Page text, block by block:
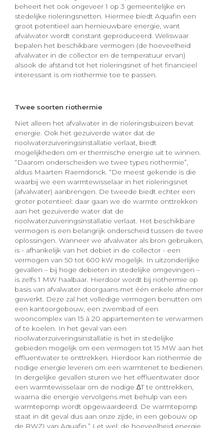
beheert het ook ongeveer 1 op 3 gemeentelijke en
stedelijke rioleringsnetten. Hiermee biedt Aquafin een
groot potentieel aan hernieuwbare energie, want
afvalwater wordt constant geproduceerd. Weliswaar
bepalen het beschikbare vermogen (de hoeveelheid
afvalwater in de collector en de temperatuur ervan)
alsook de afstand tot het rioleringsnet of het financieel
interessant is om riothermie toe te passen.
Twee soorten riothermie
Niet alleen het afvalwater in de rioleringsbuizen bevat
energie. Ook het gezuiverde water dat de
rioolwaterzuiveringsinstallatie verlaat, biedt
mogelijkheden om er thermische energie uit te winnen.
“Daarom onderscheiden we twee types riothermie”,
aldus Maarten Raemdonck. “De meest gekende is die
waarbij we een warmtewisselaar in het rioleringsnet
(afvalwater) aanbrengen. De tweede biedt echter een
groter potentieel: daar gaan we de warmte onttrekken
aan het gezuiverde water dat de
rioolwaterzuiveringsinstallatie verlaat. Het beschikbare
vermogen is een belangrijk onderscheid tussen de twee
oplossingen. Wanneer we afvalwater als bron gebruiken,
is - afhankelijk van het debiet in de collector - een
vermogen van 50 tot 600 kW mogelijk. In uitzonderlijke
gevallen – bij hoge debieten in stedelijke omgevingen –
is zelfs 1 MW haalbaar. Hierdoor wordt bij riothermie op
basis van afvalwater doorgaans met één enkele afnemer
gewerkt. Deze zal het volledige vermogen benutten om
een kantoorgebouw, een zwembad of een
wooncomplex van 15 à 20 appartementen te verwarmen
of te koelen. In het geval van een
rioolwaterzuiveringsinstallatie is het in stedelijke
gebieden mogelijk om een vermogen tot 15 MW aan het
effluentwater te onttrekken. Hierdoor kan riothermie de
nodige energie leveren om een warmtenet te bedienen.
In dergelijke gevallen sturen we het effluentwater door
een warmtewisselaar om de nodige ΔT te onttrekken,
waarna die energie vervolgens met behulp van een
warmtepomp wordt opgewaardeerd. De warmtepomp
staat in dit geval dus aan onze zijde, in een gebouw op
de RWZI van Aquafin.” Let wel: de hoeveelheid energie